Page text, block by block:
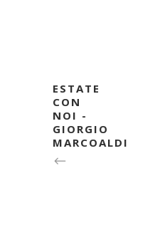
ESTATE
CON
NOI -
GIORGIO
MARCOALDI